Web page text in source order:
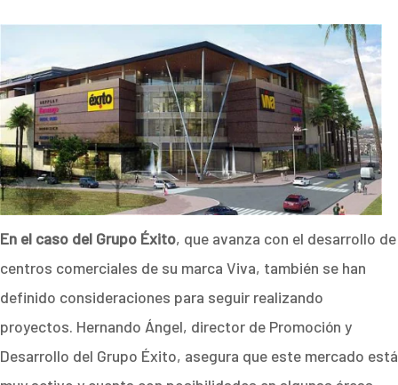
En el caso del Grupo Éxito, que avanza con el desarrollo de
centros comerciales de su marca Viva, también se han
definido consideraciones para seguir realizando
proyectos. Hernando Ángel, director de Promoción y
Desarrollo del Grupo Éxito, asegura que este mercado está